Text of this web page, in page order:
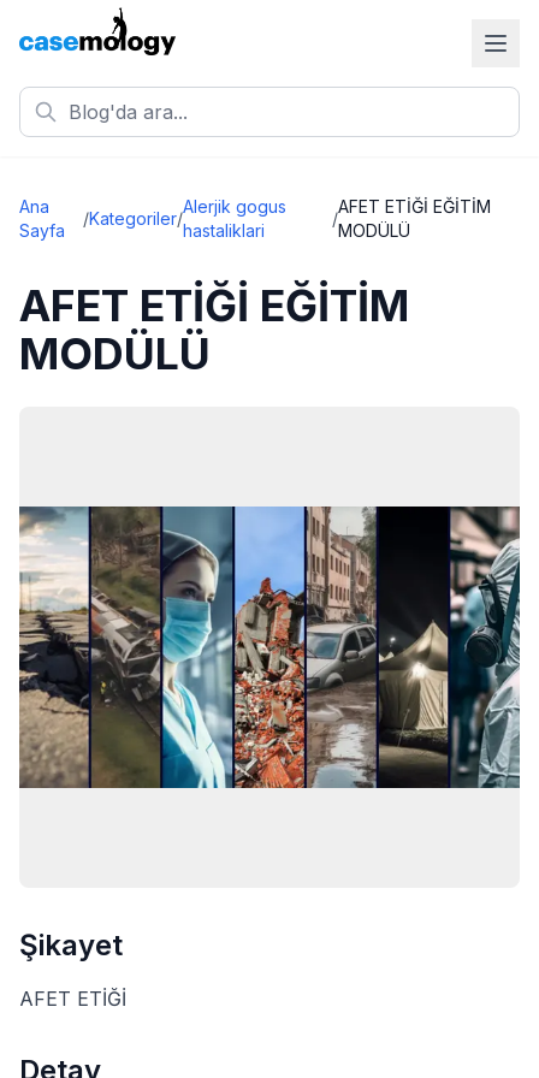
Ana
Sayfa
/Kategoriler/
Alerjik gogus
hastaliklari
/
AFET ETİĞİ EĞİTİM
MODÜLÜ
AFET ETİĞİ EĞİTİM
MODÜLÜ
Şikayet
AFET ETİĞİ
Detay